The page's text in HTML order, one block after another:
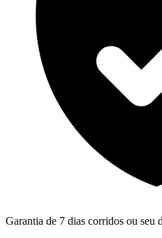
Garantia de 7 dias corridos ou seu